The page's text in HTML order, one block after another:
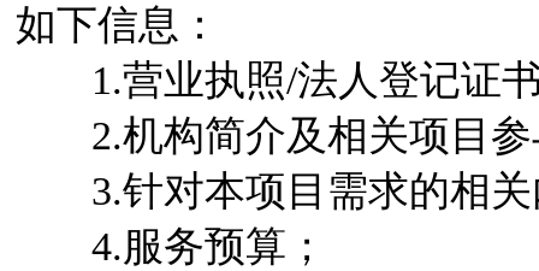
如下信息：
1.营业执照/法人登记证书
2.机构简介及相关项目参
3.针对本项目需求的相关
4.服务预算；